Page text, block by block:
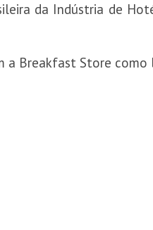
da Indústria de
a Breakfast Store